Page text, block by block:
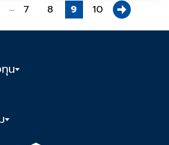
... 7 8 9 10
น